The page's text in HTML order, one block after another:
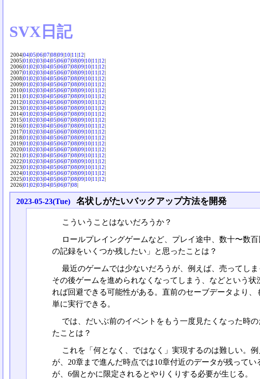
SVX日記
2004|04|05|06|07|08|09|10|11|12|
2005|01|02|03|04|05|06|07|08|09|10|11|12|
2006|01|02|03|04|05|06|07|08|09|10|11|12|
2007|01|02|03|04|05|06|07|08|09|10|11|12|
2008|01|02|03|04|05|06|07|08|09|10|11|12|
2009|01|02|03|04|05|06|07|08|09|10|11|12|
2010|01|02|03|04|05|06|07|08|09|10|11|12|
2011|01|02|03|04|05|06|07|08|09|10|11|12|
2012|01|02|03|04|05|06|07|08|09|10|11|12|
2013|01|02|03|04|05|06|07|08|09|10|11|12|
2014|01|02|03|04|05|06|07|08|09|10|11|12|
2015|01|02|03|04|05|06|07|08|09|10|11|12|
2016|01|02|03|04|05|06|07|08|09|10|11|12|
2017|01|02|03|04|05|06|07|08|09|10|11|12|
2018|01|02|03|04|05|06|07|08|09|10|11|12|
2019|01|02|03|04|05|06|07|08|09|10|11|12|
2020|01|02|03|04|05|06|07|08|09|10|11|12|
2021|01|02|03|04|05|06|07|08|09|10|11|12|
2022|01|02|03|04|05|06|07|08|09|10|11|12|
2023|01|02|03|04|05|06|07|08|09|10|11|12|
2024|01|02|03|04|05|06|07|08|09|10|11|12|
2025|01|02|03|04|05|06|07|08|09|10|11|12|
2026|01|02|03|04|05|06|07|08|
2023-05-23(Tue) 名状しがたいバックアップ方法を開発
こういうことはないだろうか？
ロールプレイングゲームなど、プレイ途中、数十〜数
の記録をいくつか残したい」と思ったことは？
最近のゲームでは少ないだろうが、例えば、売ってし
その後ゲームを進められなくなってしまう、などという
れば回避できる可能性がある。直前のセーブデータより
単に実行できる。
では、だいぶ前のイベントをもう一度見たくなった時
たことは？
これを「何となく、ではなく」実現するのは難しい。
が、20章まで進んだ時点では10章付近のデータが残って
が、6個とかに限定されるとやりくりする必要が生じる。